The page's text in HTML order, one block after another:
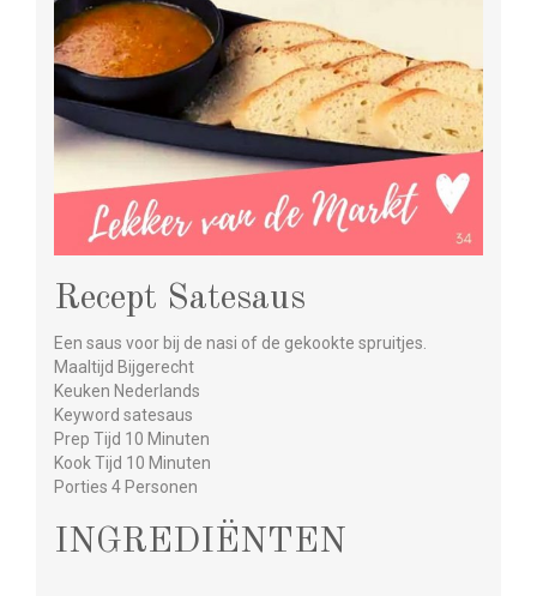
Recept Satesaus
Een saus voor bij de nasi of de gekookte spruitjes.
Maaltijd Bijgerecht
Keuken Nederlands
Keyword satesaus
Prep Tijd 10 Minuten
Kook Tijd 10 Minuten
Porties 4 Personen
INGREDIËNTEN